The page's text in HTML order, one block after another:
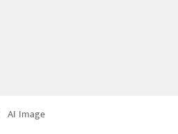
AI Image